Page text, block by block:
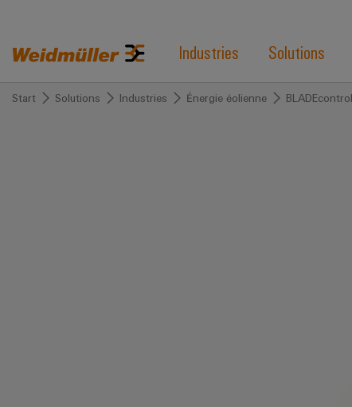
Industries Solutions
Start Solutions Industries Énergie éolienne